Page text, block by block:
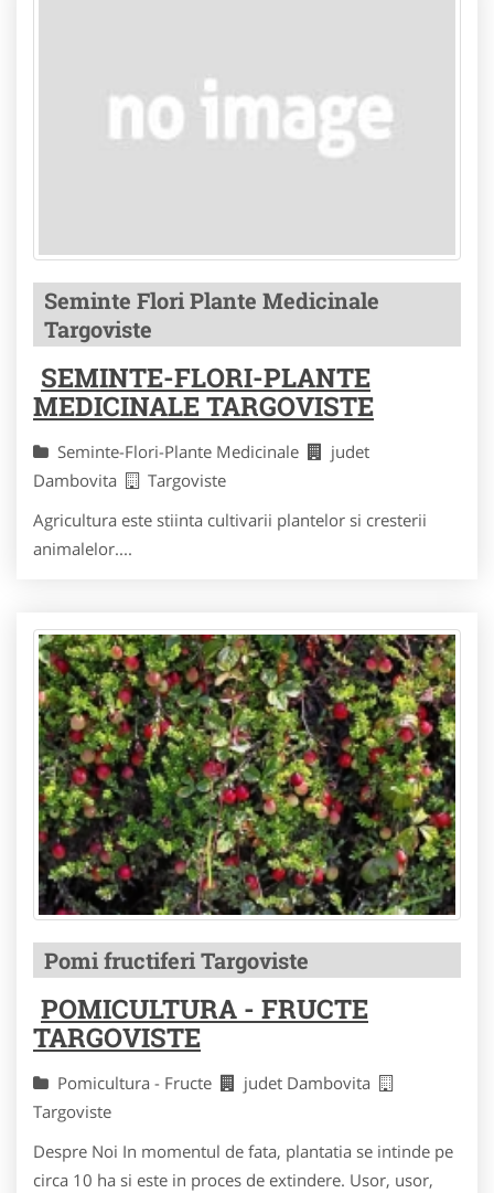
Seminte Flori Plante Medicinale
Targoviste
SEMINTE-FLORI-PLANTE
MEDICINALE TARGOVISTE
Seminte-Flori-Plante Medicinale
judet
Dambovita
Targoviste
Agricultura este stiinta cultivarii plantelor si cresterii
animalelor....
Pomi fructiferi Targoviste
POMICULTURA - FRUCTE
TARGOVISTE
Pomicultura - Fructe
judet Dambovita
Targoviste
Despre Noi In momentul de fata, plantatia se intinde pe
circa 10 ha si este in proces de extindere. Usor, usor,